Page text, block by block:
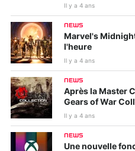
Il y a 4 ans
NEWS
Marvel's
l'heure
Il y a 4 ans
NEWS
Après la Master
Gears of War
Il y a 4 ans
NEWS
Une nouvelle